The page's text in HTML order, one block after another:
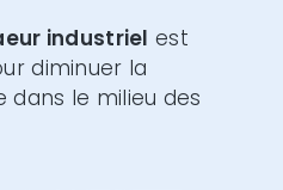
industriel est
diminuer la
le milieu des